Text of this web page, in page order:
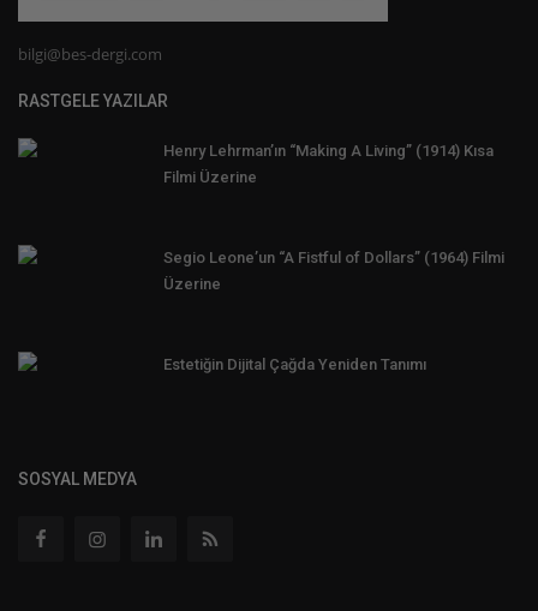
bilgi@bes-dergi.com
RASTGELE YAZILAR
Henry Lehrman’ın “Making A Living” (1914) Kısa
Filmi Üzerine
Segio Leone’un “A Fistful of Dollars” (1964) Filmi
Üzerine
Estetiğin Dijital Çağda Yeniden Tanımı
SOSYAL MEDYA